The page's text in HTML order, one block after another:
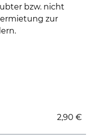
bzw. nicht
zur
2,90 €